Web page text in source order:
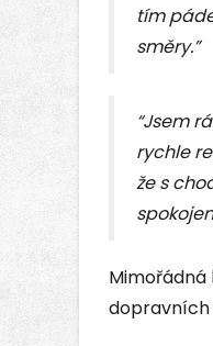
tím
směry.”
“Jsem
rychle
že s
dopravních